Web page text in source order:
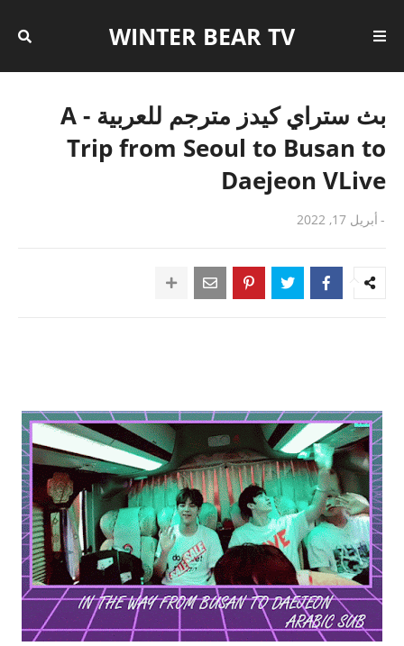
WINTER BEAR TV
بث ستراي كيدز مترجم للعربية - A
Trip from Seoul to Busan to
Daejeon VLive
- أبريل 17, 2022